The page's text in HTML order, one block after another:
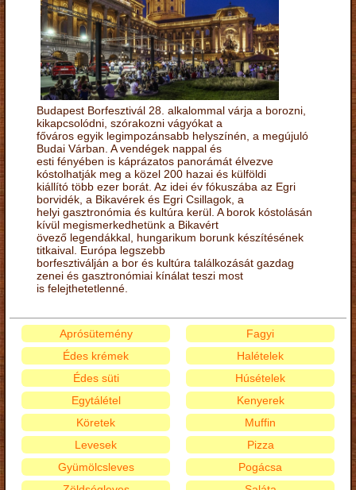
Budapest Borfesztivál 28. alkalommal várja a borozni,
kikapcsolódni, szórakozni vágyókat a
főváros egyik legimpozánsabb helyszínén, a megújuló
Budai Várban. A vendégek nappal és
esti fényében is káprázatos panorámát élvezve
kóstolhatják meg a közel 200 hazai és külföldi
kiállító több ezer borát. Az idei év fókuszába az Egri
borvidék, a Bikavérek és Egri Csillagok, a
helyi gasztronómia és kultúra kerül. A borok kóstolásán
kívül megismerkedhetünk a Bikavért
övező legendákkal, hungarikum borunk készítésének
titkaival. Európa legszebb
borfesztiválján a bor és kultúra találkozását gazdag
zenei és gasztronómiai kínálat teszi most
is felejthetetlenné.
Aprósütemény
Édes krémek
Édes süti
Egytálétel
Fagyi
Halételek
Húsételek
Kenyerek
Köretek
Levesek
Gyümölcsleves
Muffin
Pizza
Pogácsa